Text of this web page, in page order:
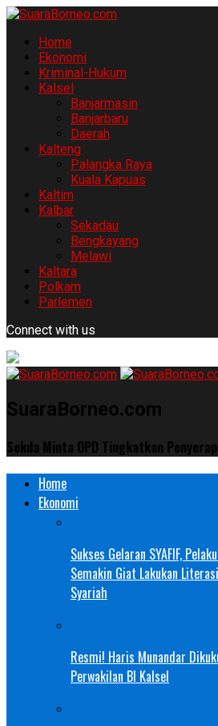
Home
Ekonomi
Kriminal-Hukum
Kalsel
Banjarmasin
Banjarbaru
Daerah
Kalteng
Palangka Raya
Kuala Kapuas
Kaltim
Kalbar
Sekadau
Bengkayang
Melawi
Kaltara
Polkam
Parlemen
Connect with us
SuaraBorneo.com
Sekda Minta OPD Tingkatkan
Home
Ekonomi
Sukses Gelaran SYAFIF,
Semakin Giat Lakukan
Syariah
Resmi! Haris Munandar
Perwakilan BI Kalsel